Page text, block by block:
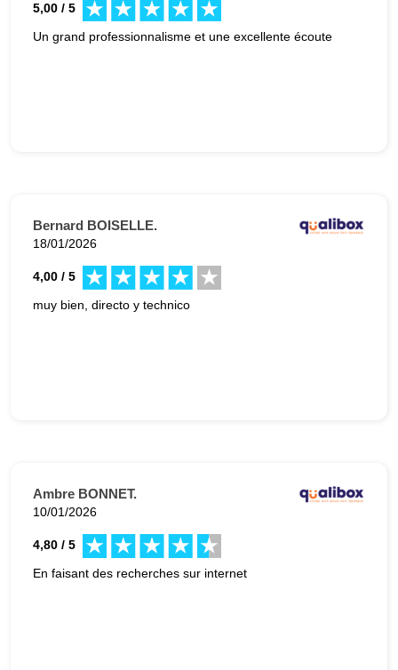
5,00 / 5
Un grand professionnalisme et une excellente écoute
Bernard BOISELLE.
18/01/2026
4,00 / 5
muy bien, directo y technico
Ambre BONNET.
10/01/2026
4,80 / 5
En faisant des recherches sur internet